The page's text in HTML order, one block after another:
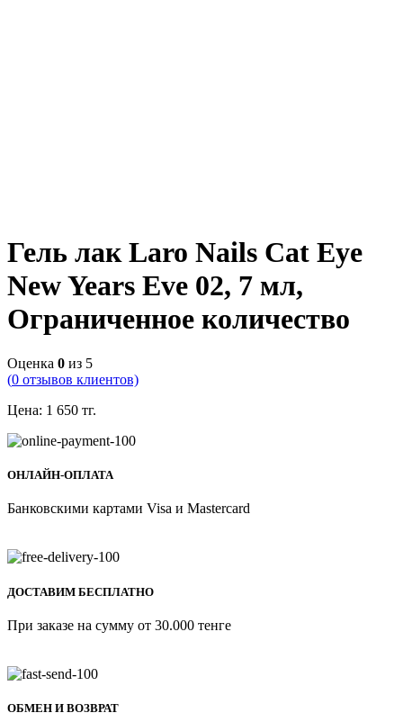
Гель лак Laro Nails Cat Eye
New Years Eve 02, 7 мл,
Ограниченное количество
Оценка 0 из 5
(0 отзывов клиентов)
Цена: 1 650 тг.
ОНЛАЙН-ОПЛАТА
Банковскими картами Visa и Mastercard
ДОСТАВИМ БЕСПЛАТНО
При заказе на сумму от 30.000 тенге
ОБМЕН И ВОЗВРАТ